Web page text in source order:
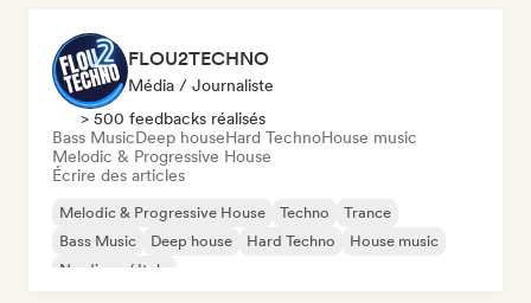
FLOU2TECHNO
Média / Journaliste
> 500 feedbacks réalisés
Bass MusicDeep houseHard TechnoHouse music
Melodic & Progressive House
Écrire des articles
Melodic & Progressive House Techno
Trance
Bass Music
Deep house Hard Techno
House music
Nu-disco / Italo